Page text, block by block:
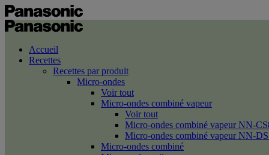
Accueil
Recettes
Recettes par produit
Micro-ondes
Voir tout
Micro-ondes combiné vapeur
Voir tout
Micro-ondes combiné vapeur NN-
Micro-ondes combiné vapeur NN-
Micro-ondes combiné